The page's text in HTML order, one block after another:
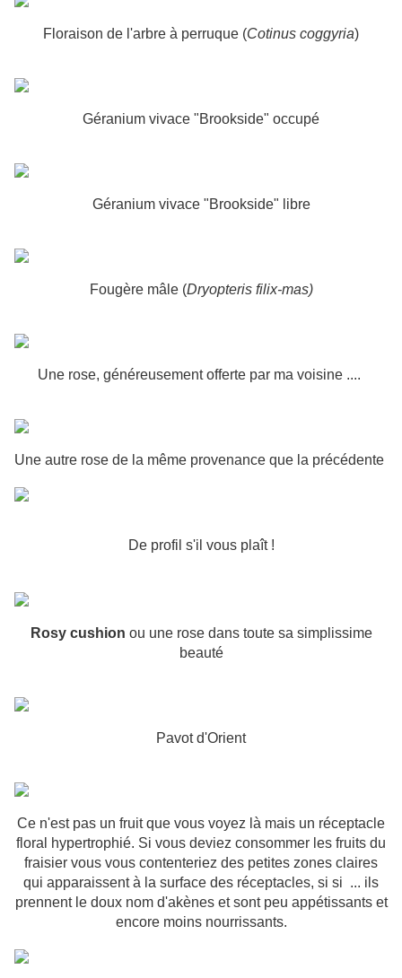
Floraison de l'arbre à perruque (Cotinus coggyria)
Géranium vivace "Brookside" occupé
Géranium vivace "Brookside" libre
Fougère mâle (Dryopteris filix-mas)
Une rose, généreusement offerte par ma voisine ....
Une autre rose de la même provenance que la précédente
De profil s'il vous plaît !
Rosy cushion ou une rose dans toute sa simplissime
beauté
Pavot d'Orient
Ce n'est pas un fruit que vous voyez là mais un réceptacle
floral hypertrophié. Si vous deviez consommer les fruits du
fraisier vous vous contenteriez des petites zones claires
qui apparaissent à la surface des réceptacles, si si ... ils
prennent le doux nom d'akènes et sont peu appétissants et
encore moins nourrissants.